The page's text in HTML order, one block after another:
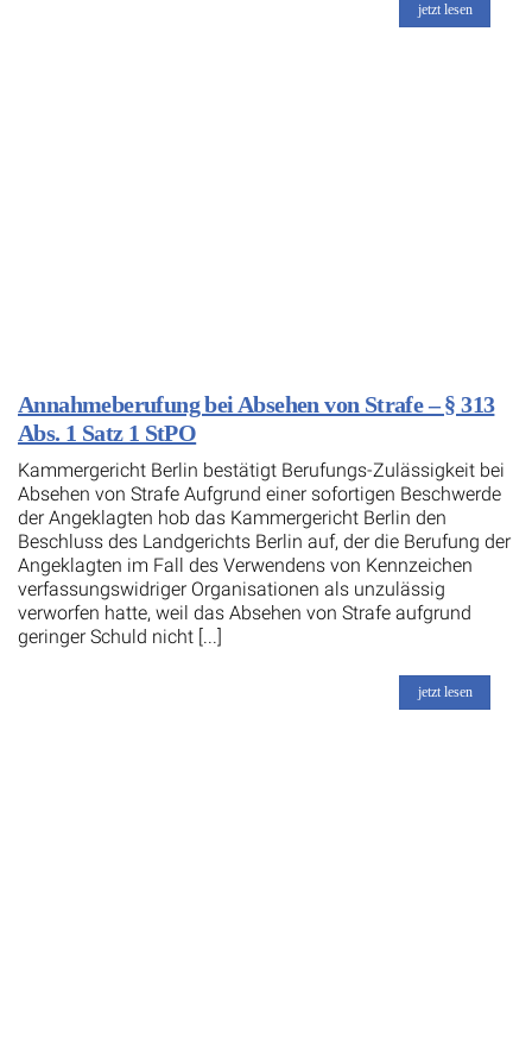
jetzt lesen
Annahmeberufung bei Absehen von Strafe – § 313
Abs. 1 Satz 1 StPO
Kammergericht Berlin bestätigt Berufungs-Zulässigkeit bei
Absehen von Strafe Aufgrund einer sofortigen Beschwerde
der Angeklagten hob das Kammergericht Berlin den
Beschluss des Landgerichts Berlin auf, der die Berufung der
Angeklagten im Fall des Verwendens von Kennzeichen
verfassungswidriger Organisationen als unzulässig
verworfen hatte, weil das Absehen von Strafe aufgrund
geringer Schuld nicht [...]
jetzt lesen